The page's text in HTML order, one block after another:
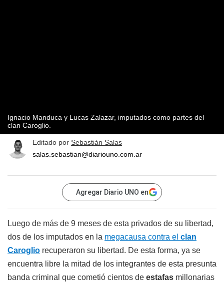
Ignacio Manduca y Lucas Zalazar, imputados como partes del
clan Caroglio.
Editado por Sebastián Salas
salas.sebastian@diariouno.com.ar
Agregar Diario UNO en
Luego de más de 9 meses de esta privados de su libertad,
dos de los imputados en la megacausa contra el clan
Caroglio recuperaron su libertad. De esta forma, ya se
encuentra libre la mitad de los integrantes de esta presunta
banda criminal que cometió cientos de estafas millonarias